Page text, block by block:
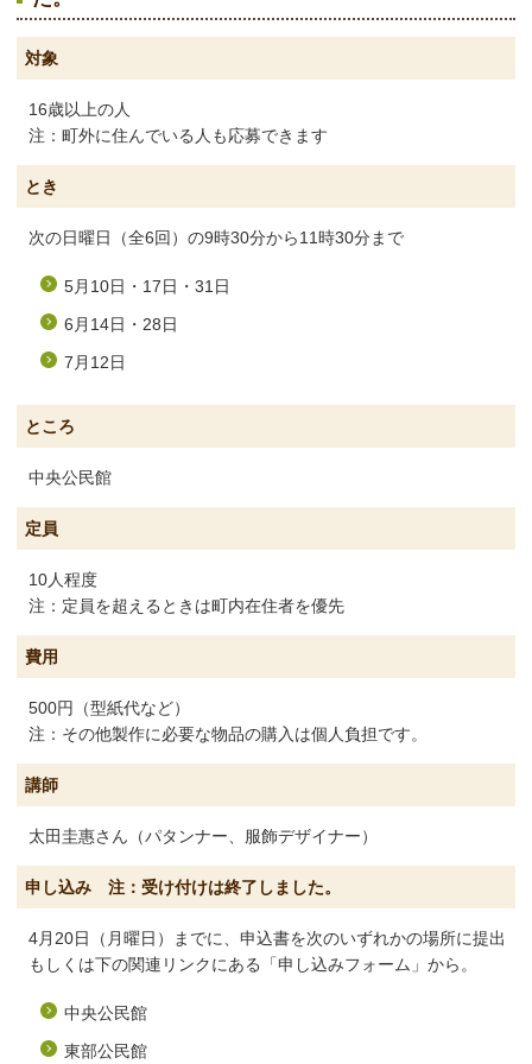
対象
16歳以上の人
注：町外に住んでいる人も応募できます
とき
次の日曜日 （全6回）の9時30分から11時30分まで
5月10日・17日・31日
6月14日・28日
7月12日
ところ
中央公民館
定員
10人程度
注：定員を超えるときは町内在住者を優先
費用
500円（型紙代など）
注：その他製作に必要な物品の購入は個人負担です。
講師
太田圭惠さん（パタンナー、服飾デザイナー）
申し込み 注：受け付けは終了しました。
4月20日（月曜日）までに、申込書を次のいずれかの場所に提出
もしくは下の関連リンクにある「申し込みフォーム」から。
中央公民館
東部公民館